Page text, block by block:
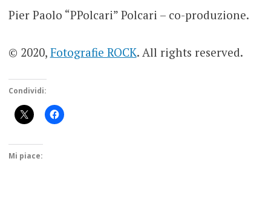
Pier Paolo “PPolcari” Polcari – co-produzione.
© 2020, Fotografie ROCK. All rights reserved.
Condividi:
Mi piace: